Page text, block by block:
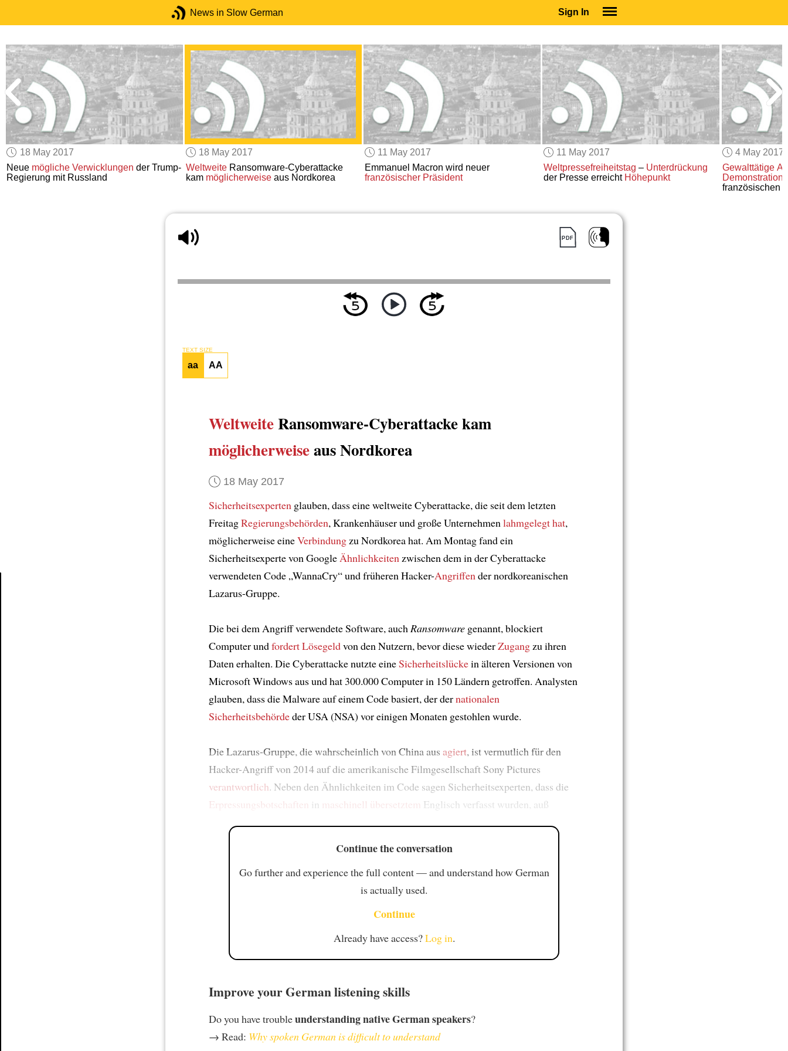
News in Slow German Sign In
SUBSCRIBE
EDUCATIONAL LICENSES
GIFT CARDS
OTHER LANGUAGES
ABOUT US
ALEXA
ADJUST COLORS
18 May 2017
Neue mögliche Verwicklungen der Trump-
Regierung mit Russland
18 May 2017
WeltweiteRansomware-Cyberattacke
kam möglicherweiseaus Nordkorea
11 May 2017
Emmanuel Macron wird neuer
französischer Präsident
11 May 2017
Weltpressefreiheitstag – Unterdrückung
der Presse erreicht Höhepunkt
4 May 2017
Gewalttätige
französischen
TEXT SIZE
aa AA
WeltweiteRansomware-Cyberattacke kam
möglicherweiseaus Nordkorea
18 May 2017
Sicherheitsexperten glauben, dass eine weltweite Cyberattacke, die seit dem letzten
FreitagRegierungsbehörden, Krankenhäuser und große Unternehmenlahmgelegt hat,
möglicherweise eineVerbindungzu Nordkorea hat. Am Montag fand ein
Sicherheitsexperte von GoogleÄhnlichkeitenzwischen dem in der Cyberattacke
verwendeten Code „WannaCry“ und früheren Hacker-Angriffender nordkoreanischen
Lazarus-Gruppe.
Die bei dem Angriff verwendete Software, auchRansomware genannt, blockiert
Computer undfordert Lösegeldvon den Nutzern, bevor diese wiederZugangzu ihren
Daten erhalten. Die Cyberattacke nutzte eineSicherheitslückein älteren Versionen von
Microsoft Windows aus und hat 300.000 Computer in 150 Ländern getroffen. Analysten
glauben, dass die Malware auf einem Code basiert, der dernationalen
Sicherheitsbehördeder USA (NSA) vor einigen Monaten gestohlen wurde.
Die Lazarus-Gruppe, die wahrscheinlich von China aus agiert, ist vermutlich für den
Hacker-Angriff von 2014 auf die amerikanische Filmgesellschaft Sony Pictures
verantwortlich. Neben den Ähnlichkeiten im Code sagen Sicherheitsexperten, dass die
Erpressungsbotschaften in maschinell übersetztem Englisch verfasst wurden, auß
Continue the conversation
Go further and experience the full content — and understand how German
is actually used.
Continue
Already have access?Log in.
Improve your German listening skills
Do you have troubleunderstanding native German speakers?
→ Read: Why spoken German is difficult to understand